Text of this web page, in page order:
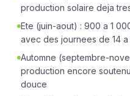
production solaire deja
Ete (juin-aout) : 900 a 1
avec des journees de 14 a
Automne (septembre-
production encore
douce